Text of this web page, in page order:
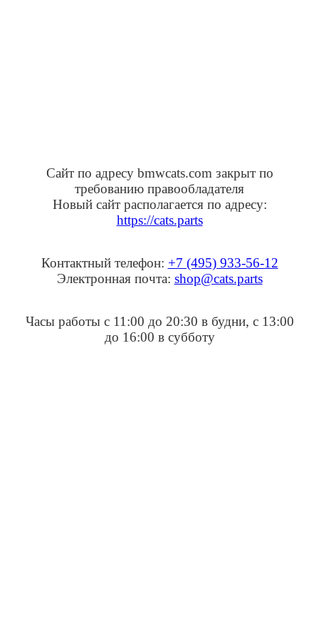
Сайт по адресу bmwcats.com закрыт по
требованию правообладателя
Новый сайт располагается по адресу:
https://cats.parts
Контактный телефон: +7 (495) 933-56-12
Электронная почта: shop@cats.parts
Часы работы с 11:00 до 20:30 в будни, с 13:00
до 16:00 в субботу